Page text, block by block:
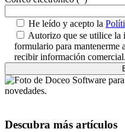
He leído y acepto la
Autorizo que se utilice la
formulario para mantenerme
recibir información comercial.
Descubra más artículos